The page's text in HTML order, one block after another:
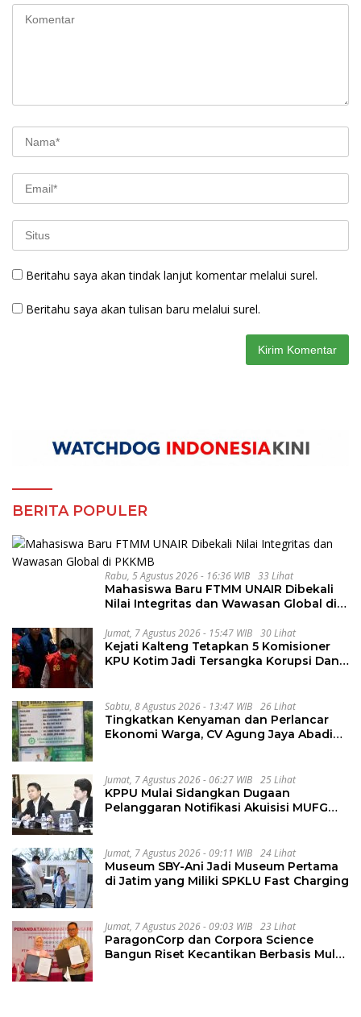
Beritahu saya akan tindak lanjut komentar melalui surel.
Beritahu saya akan tulisan baru melalui surel.
BERITA POPULER
Rabu, 5 Agustus 2026 - 16:36 WIB 33 Lihat
Mahasiswa Baru FTMM UNAIR Dibekali
Nilai Integritas dan Wawasan Global di
Jumat, 7 Agustus 2026 - 15:47 WIB 30 Lihat
Kejati Kalteng Tetapkan 5 Komisioner
KPU Kotim Jadi Tersangka Korupsi Dana
Sabtu, 8 Agustus 2026 - 13:47 WIB 26 Lihat
Tingkatkan Kenyaman dan Perlancar
Ekonomi Warga, CV Agung Jaya Abadi
Jumat, 7 Agustus 2026 - 06:27 WIB 25 Lihat
KPPU Mulai Sidangkan Dugaan
Pelanggaran Notifikasi Akuisisi MUFG
Jumat, 7 Agustus 2026 - 09:11 WIB 24 Lihat
Museum SBY-Ani Jadi Museum Pertama
di Jatim yang Miliki SPKLU Fast Charging
Jumat, 7 Agustus 2026 - 09:03 WIB 23 Lihat
ParagonCorp dan Corpora Science
Bangun Riset Kecantikan Berbasis Multi-